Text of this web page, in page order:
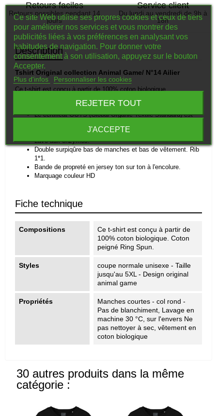
Retours faciles
Retours possibles pendant 14
jours
Service client
Du lundi au vendredi de 9h à
18h
Description
Tshirt Original collection Animal Game/ N°14 Ailier
Cet-shirtestconçuàpartirde100%cotonbiologique.
RingSpun.
LecertificatGOTS(GlobalOrganicTextileStandard)est
straight.Size label
Lavéauxenzymes.
Double surpiqûre bas de manches et bas de vêtement. Rib
1*1.
Bande de propreté en jersey ton sur ton à l'encolure.
Marquage couleur HD
Fiche technique
Compositions
Ce t-shirt est conçu à partir de
100% coton biologique. Coton
peigné Ring Spun.
Styles
coupe normale unisexe - Taille
jusqu'au 5XL - Design original
animal game
Propriétés
Manches courtes - col rond -
Pas de blanchiment, Lavage en
machine 30 °C, sur l'envers Ne
pas nettoyer à sec, vêtement en
coton biologique
30 autres produits dans la même
catégorie :
Ce site Web utilise ses propres cookies et ceux de tiers
pour améliorer nos services et vous montrer des
publicités liées à vos préférences en analysant vos
habitudes de navigation. Pour donner votre
consentement à son utilisation, appuyez sur le bouton
Accepter.
Plus d'infos Personnaliser les cookies
REJETER TOUT
J'ACCEPTE